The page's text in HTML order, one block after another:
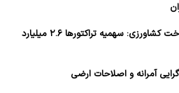
مصوبه جدید مجلس برای سوخت کشاورزی: سهمیه تراکتورها ۲.۶ میلیارد
آمرانه و اصلاحات ارضی